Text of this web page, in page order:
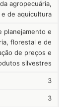
agropecuária,
de aquicultura
planejamento e
florestal e de
de preços e
silvestres
3
3